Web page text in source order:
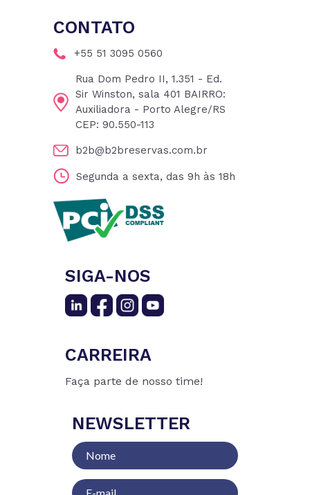
CONTATO
+55 51 3095 0560
Rua Dom Pedro II, 1.351 - Ed.
Sir Winston, sala 401 BAIRRO:
Auxiliadora - Porto Alegre/RS
CEP: 90.550-113
b2b@b2breservas.com.br
Segunda a sexta, das 9h às 18h
SIGA-NOS
CARREIRA
Faça parte de nosso time!
NEWSLETTER